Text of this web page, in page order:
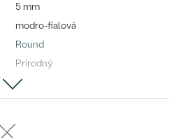
5 mm
modro-fialová
Round
Prírodný